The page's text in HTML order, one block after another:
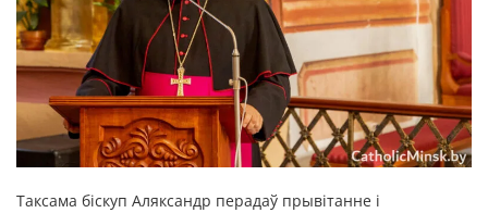
Таксама біскуп Аляксандр перадаў прывітанне і